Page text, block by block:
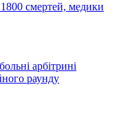
смертей, медики
арбітрині
раунду